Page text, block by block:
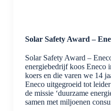
Solar Safety Award –
Solar Safety Award –
energiebedrijf koos Eneco
koers en die varen we 14
Eneco uitgegroeid tot
de missie ‘duurzame
samen met miljoenen